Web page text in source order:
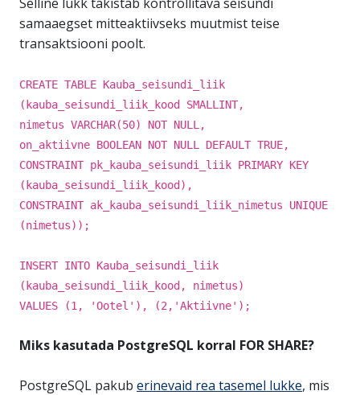
samaaegset mitteaktiivseks muutmist teise
transaktsiooni poolt.
CREATE TABLE Kauba_seisundi_liik
(kauba_seisundi_liik_kood SMALLINT,
nimetus VARCHAR(50) NOT NULL,
on_aktiivne BOOLEAN NOT NULL DEFAULT TRUE,
CONSTRAINT pk_kauba_seisundi_liik PRIMARY KEY
(kauba_seisundi_liik_kood),
CONSTRAINT ak_kauba_seisundi_liik_nimetus UNIQUE
(nimetus));
INSERT INTO Kauba_seisundi_liik
(kauba_seisundi_liik_kood, nimetus)
VALUES (1, 'Ootel'), (2,'Aktiivne');
Miks kasutada PostgreSQL korral FOR SHARE?
PostgreSQL pakub erinevaid rea tasemel lukke, mis